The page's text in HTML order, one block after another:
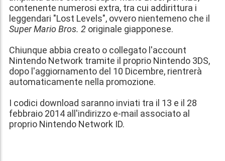
contenente numerosi extra, tra cui addirittura i
leggendari "Lost Levels", ovvero nientemeno che il
Super Mario Bros. 2 originale giapponese.
Chiunque abbia creato o collegato l'account
Nintendo Network tramite il proprio Nintendo 3DS,
dopo l'aggiornamento del 10 Dicembre, rientrerà
automaticamente nella promozione.
I codici download saranno inviati tra il 13 e il 28
febbraio 2014 all'indirizzo e-mail associato al
proprio Nintendo Network ID.